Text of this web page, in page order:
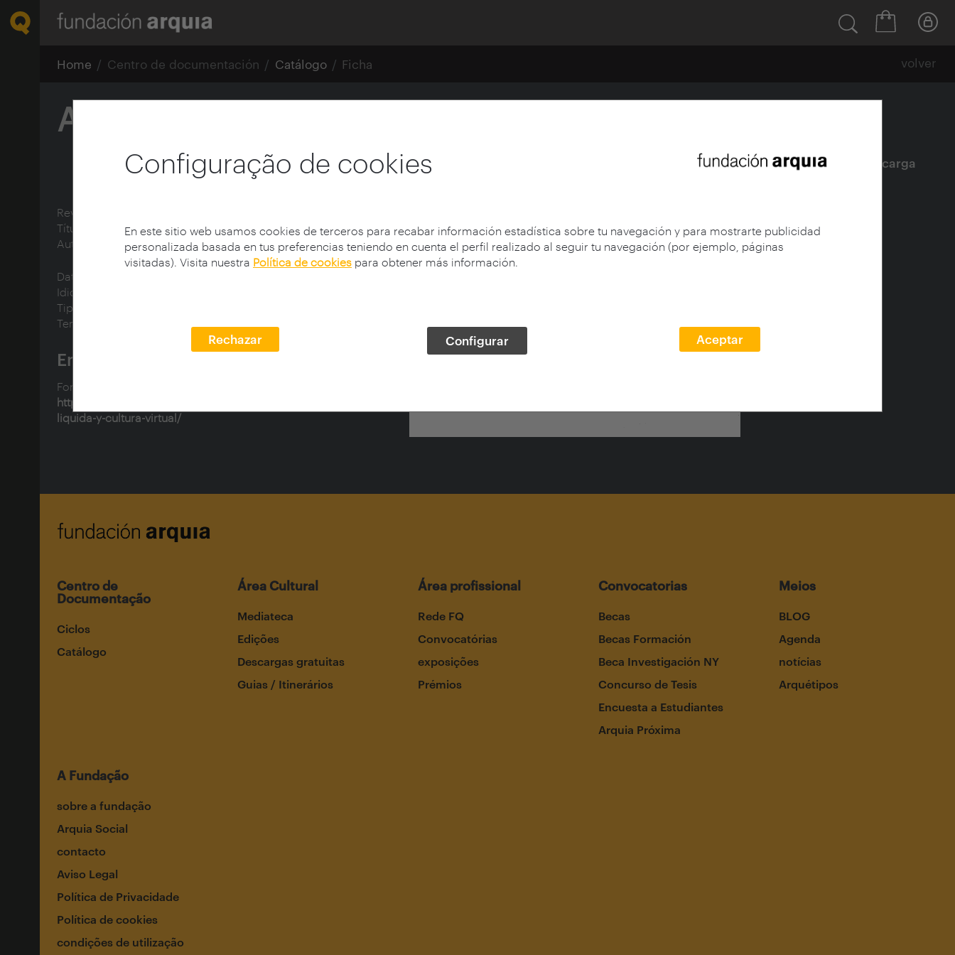
Configuração de cookies
En este sitio web usamos cookies de terceros para recabar información estadística sobre tu navegación y para mostrarte publicidad
personalizada basada en tus preferencias teniendo en cuenta el perfil realizado al seguir tu navegación (por ejemplo, páginas
visitadas). Visita nuestra Política de cookies para obtener más información.
Rechazar Configurar Aceptar
Home Centro de documentación Catálogo Ficha volver
Arquitectura líquida y cultura virtual
Ficha| Descarga
Revista:
Título:
Arquitectura líquida y cultura virtual
Autor:
Herrero Delicado, Gonzalo
Data de publicação:
Idioma:
Tipo de documento:
Tema matéria:
Enlaces
Fonte:
https://blogfundacion.arquia.es/2021/01/arquitectura-
liquida-y-cultura-virtual/
Centro de
Documentação
Ciclos
Catálogo
Área Cultural
Mediateca
Edições
Descargas gratuitas
Guias / Itinerários
Área profissional
Rede FQ
Convocatórias
exposições
Prémios
Convocatorias
Becas
Becas Formación
Beca Investigación NY
Concurso de Tesis
Encuesta a Estudiantes
Arquia Próxima
Meios
BLOG
Agenda
notícias
Arquétipos
A Fundação
sobre a fundação
Arquia Social
contacto
Aviso Legal
Política de Privacidade
Política de cookies
condições de utilização